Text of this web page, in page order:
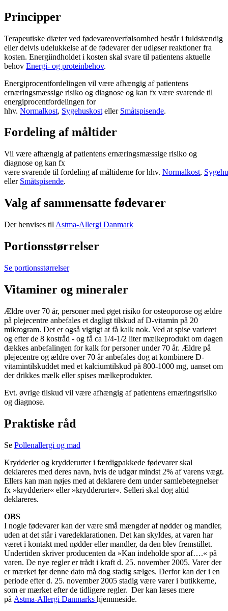
Principper
Terapeutiske diæter ved fødevareoverfølsomhed består i fuldstændig
eller delvis udelukkelse af de fødevarer der udløser reaktioner fra
kosten. Energiindholdet i kosten skal svare til patientens aktuelle
behov Energi- og proteinbehov.
Energiprocentfordelingen vil være afhængig af patientens
ernæringsmæssige risiko og diagnose og kan fx være svarende til
energiprocentfordelingen for
hhv. Normalkost, Sygehuskost eller Småtspisende.
Fordeling af måltider
Vil være afhængig af patientens ernæringsmæssige risiko og
diagnose og kan fx
være svarende til fordeling af måltiderne for hhv. Normalkost,
eller Småtspisende.
Valg af sammensatte fødevarer
Der henvises til Astma-Allergi Danmark
Portionsstørrelser
Se portionsstørrelser
Vitaminer og mineraler
Ældre over 70 år, personer med øget risiko for osteoporose og ældre
på plejecentre anbefales et dagligt tilskud af D-vitamin på 20
mikrogram. Det er også vigtigt at få kalk nok. Ved at spise varieret
og efter de 8 kostråd - og få ca 1/4-1/2 liter mælkeprodukt om dagen
dækkes anbefalingen for kalk for personer under 70 år. Ældre på
plejecentre og ældre over 70 år anbefales dog at kombinere D-
vitamintilskuddet med et kalciumtilskud på 800-1000 mg, uanset om
der drikkes mælk eller spises mælkeprodukter.
Evt. øvrige tilskud vil være afhængig af patientens ernæringsrisiko
og diagnose.
Praktiske råd
Se Pollenallergi og mad
Krydderier og krydderurter i færdigpakkede fødevarer skal
deklareres med deres navn, hvis de udgør mindst 2% af varens vægt.
Ellers kan man nøjes med at deklarere dem under samlebetegnelser
fx »krydderier« eller »krydderurter«. Selleri skal dog altid
deklareres.
OBS
I nogle fødevarer kan der være små mængder af nødder og mandler,
uden at det står i varedeklarationen. Det kan skyldes, at varen har
været i kontakt med nødder eller mandler, da den blev fremstillet.
Undertiden skriver producenten da »Kan indeholde spor af….« på
varen. De nye regler er trådt i kraft d. 25. november 2005. Varer der
er mærket før denne dato må dog stadig sælges. Derfor kan der i en
periode efter d. 25. november 2005 stadig være varer i butikkerne,
som er mærket efter de tidligere regler. Der kan læses mere
på Astma-Allergi Danmarks hjemmeside.